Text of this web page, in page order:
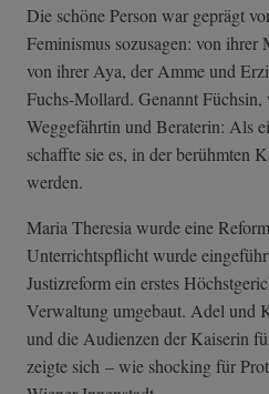
Die schöne Person war geprägt
Feminismus sozusagen: von ihrer
von ihrer Aya, der Amme und
Fuchs-Mollard. Genannt
Weggefährtin und Beraterin: Als
schaffte sie es, in der berühmten
werden.
Maria Theresia wurde eine
Unterrichtspflicht wurde
Justizreform ein erstes
Verwaltung umgebaut. Adel und
und die Audienzen der Kaiserin
zeigte sich – wie shocking für